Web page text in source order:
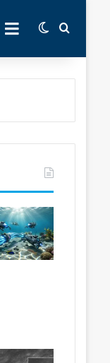
РУБРИКИSwitch skin